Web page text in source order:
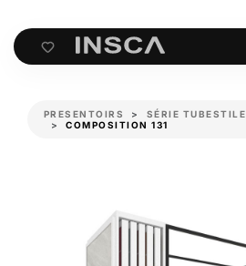
Cart
PRESENTOIRS
SÉRIE TUBESTILE
COMPOSITION 131